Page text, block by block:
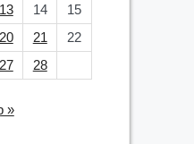
13 14
15
20 21
22
27 28
»